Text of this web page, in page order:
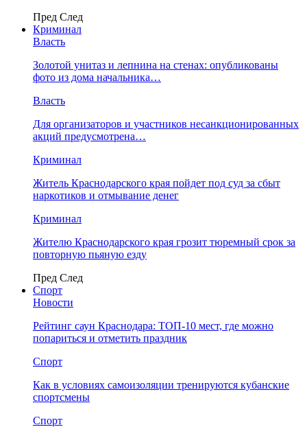
Пред След
Криминал
Власть
​Золотой унитаз и лепнина на стенах: опубликованы
фото из дома начальника…
Власть
Для организаторов и участников несанкционированных
акций предусмотрена…
Криминал
Житель Краснодарского края пойдет под суд за сбыт
наркотиков и отмывание денег
Криминал
Жителю Краснодарского края грозит тюремный срок за
повторную пьяную езду
Пред След
Спорт
Новости
Рейтинг саун Краснодара: ТОП-10 мест, где можно
попариться и отметить праздник
Спорт
Как в условиях самоизоляции тренируются кубанские
спортсмены
Спорт